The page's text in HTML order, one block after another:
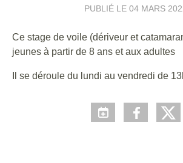
PUBLIÉ LE 04 MARS
Ce stage de voile (dériveur et
jeunes à partir de 8 ans et aux adultes
Il se déroule du lundi au vendredi de